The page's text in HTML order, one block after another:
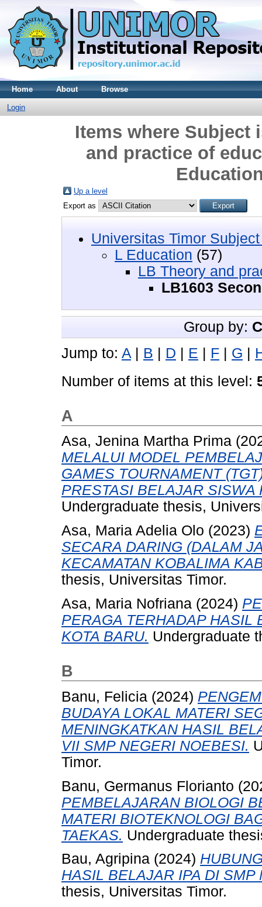
Home About Browse
Login
Items where Subject
and practice of
Up a level
Export as
Universitas Timor
L Education (57)
LB Theory and
LB1603
Group by:
Jump to: A | B | D | E | F | G |
Number of items at this level:
A
Asa, Jenina Martha Prima
MELALUI MODEL
GAMES TOURNAMENT
PRESTASI BELAJAR
Undergraduate thesis,
Asa, Maria Adelia Olo (2023)
SECARA DARING (DALAM
KECAMATAN KOBALIMA
thesis, Universitas Timor.
Asa, Maria Nofriana (2024)
PERAGA TERHADAP HASIL
KOTA BARU. Undergraduate
B
Banu, Felicia (2024)
BUDAYA LOKAL MATERI
MENINGKATKAN HASIL
VII SMP NEGERI NOEBESI.
Timor.
Banu, Germanus Florianto
PEMBELAJARAN BIOLOGI
MATERI BIOTEKNOLOGI
TAEKAS. Undergraduate
Bau, Agripina (2024)
HASIL BELAJAR IPA DI SMP
thesis, Universitas Timor.